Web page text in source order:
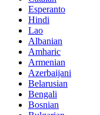
Esperanto
Hindi
Lao
Albanian
Amharic
Armenian
Azerbaijani
Belarusian
Bengali
Bosnian